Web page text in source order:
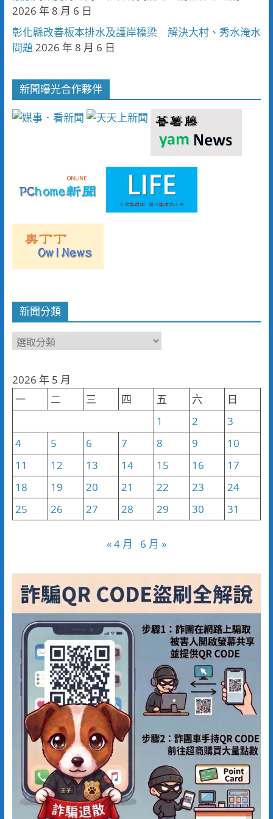
2026 年 8 月 6 日
彰化縣改善板本排水及護岸橋梁 解決大村、秀水淹水
問題 2026 年 8 月 6 日
新聞曝光合作夥伴
新聞分類
新
類
2026 年 5 月
一
二 三 四 五 六
日
1
2
3
4
5 6 7 8 9
10
11
12 13 14 15 16
17
18
19 20 21 22 23
24
25
26 27 28 29 30 31
« 4 月 6 月 »